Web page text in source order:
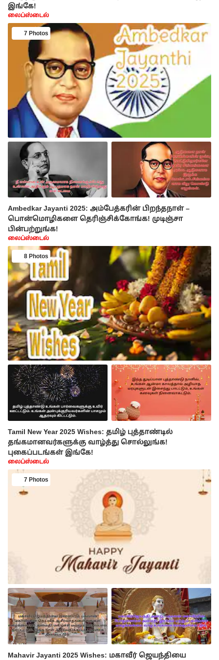
இங்கே!
லைப்ஸ்டைல்
7 Photos
Ambedkar Jayanti 2025: அம்பேத்கரின் பிறந்தநாள் –
பொன்மொழிகளை தெரிஞ்சிக்கோங்க! முடிஞ்சா
பின்பற்றுங்க!
லைப்ஸ்டைல்
8 Photos
Tamil New Year 2025 Wishes: தமிழ் புத்தாண்டில்
தங்கமானவர்களுக்கு வாழ்த்து சொல்லுங்க!
புகைப்படங்கள் இங்கே!
லைப்ஸ்டைல்
7 Photos
Mahavir Jayanti 2025 Wishes: மகாவீர் ஜெயந்தியை